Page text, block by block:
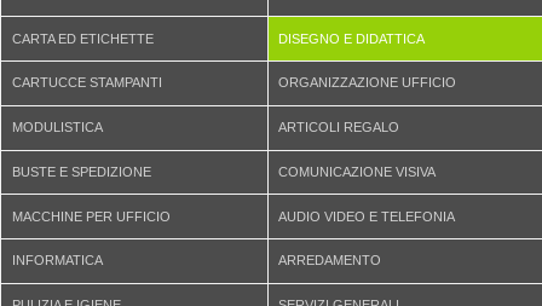
CARTA ED ETICHETTE DISEGNO E DIDATTICA
CARTUCCE STAMPANTI ORGANIZZAZIONE UFFICIO
MODULISTICA ARTICOLI REGALO
BUSTE E SPEDIZIONE COMUNICAZIONE VISIVA
MACCHINE PER UFFICIO AUDIO VIDEO E TELEFONIA
INFORMATICA ARREDAMENTO